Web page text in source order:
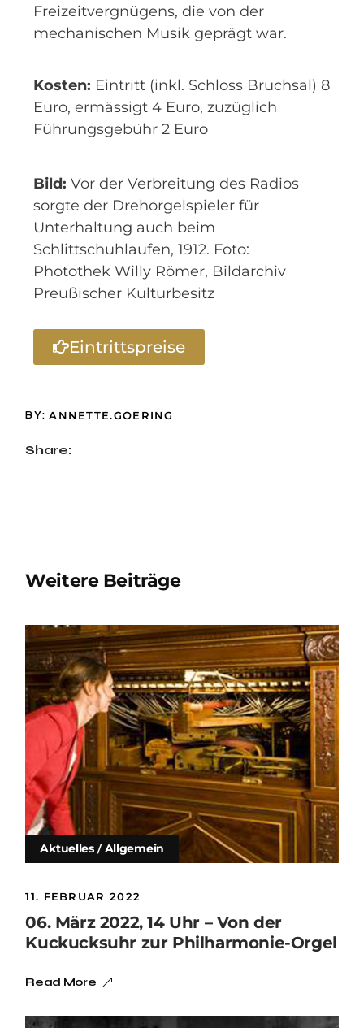
Freizeitvergnügens, die von der
mechanischen Musik geprägt war.
Kosten: Eintritt (inkl. Schloss Bruchsal) 8
Euro, ermässigt 4 Euro, zuzüglich
Führungsgebühr 2 Euro
Bild: Vor der Verbreitung des Radios
sorgte der Drehorgelspieler für
Unterhaltung auch beim
Schlittschuhlaufen, 1912. Foto:
Photothek Willy Römer, Bildarchiv
Preußischer Kulturbesitz
Eintrittspreise
BY: ANNETTE.GOERING
Share:
Weitere Beiträge
Aktuelles Allgemein
11. FEBRUAR 2022
06. März 2022, 14 Uhr – Von der
Kuckucksuhr zur Philharmonie-Orgel
Read More